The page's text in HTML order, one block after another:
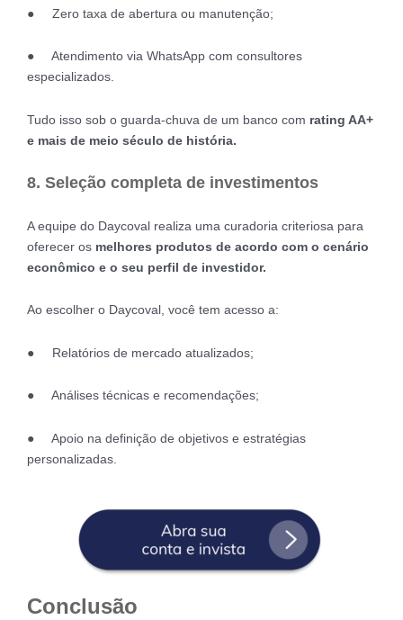
● Zero taxa de abertura ou manutenção;
● Atendimento via WhatsApp com consultores
especializados.
Tudo isso sob o guarda-chuva de um banco com rating AA+
e mais de meio século de história.
8. Seleção completa de investimentos
A equipe do Daycoval realiza uma curadoria criteriosa para
oferecer os melhores produtos de acordo com o cenário
econômico e o seu perfil de investidor.
Ao escolher o Daycoval, você tem acesso a:
● Relatórios de mercado atualizados;
● Análises técnicas e recomendações;
● Apoio na definição de objetivos e estratégias
personalizadas.
Conclusão